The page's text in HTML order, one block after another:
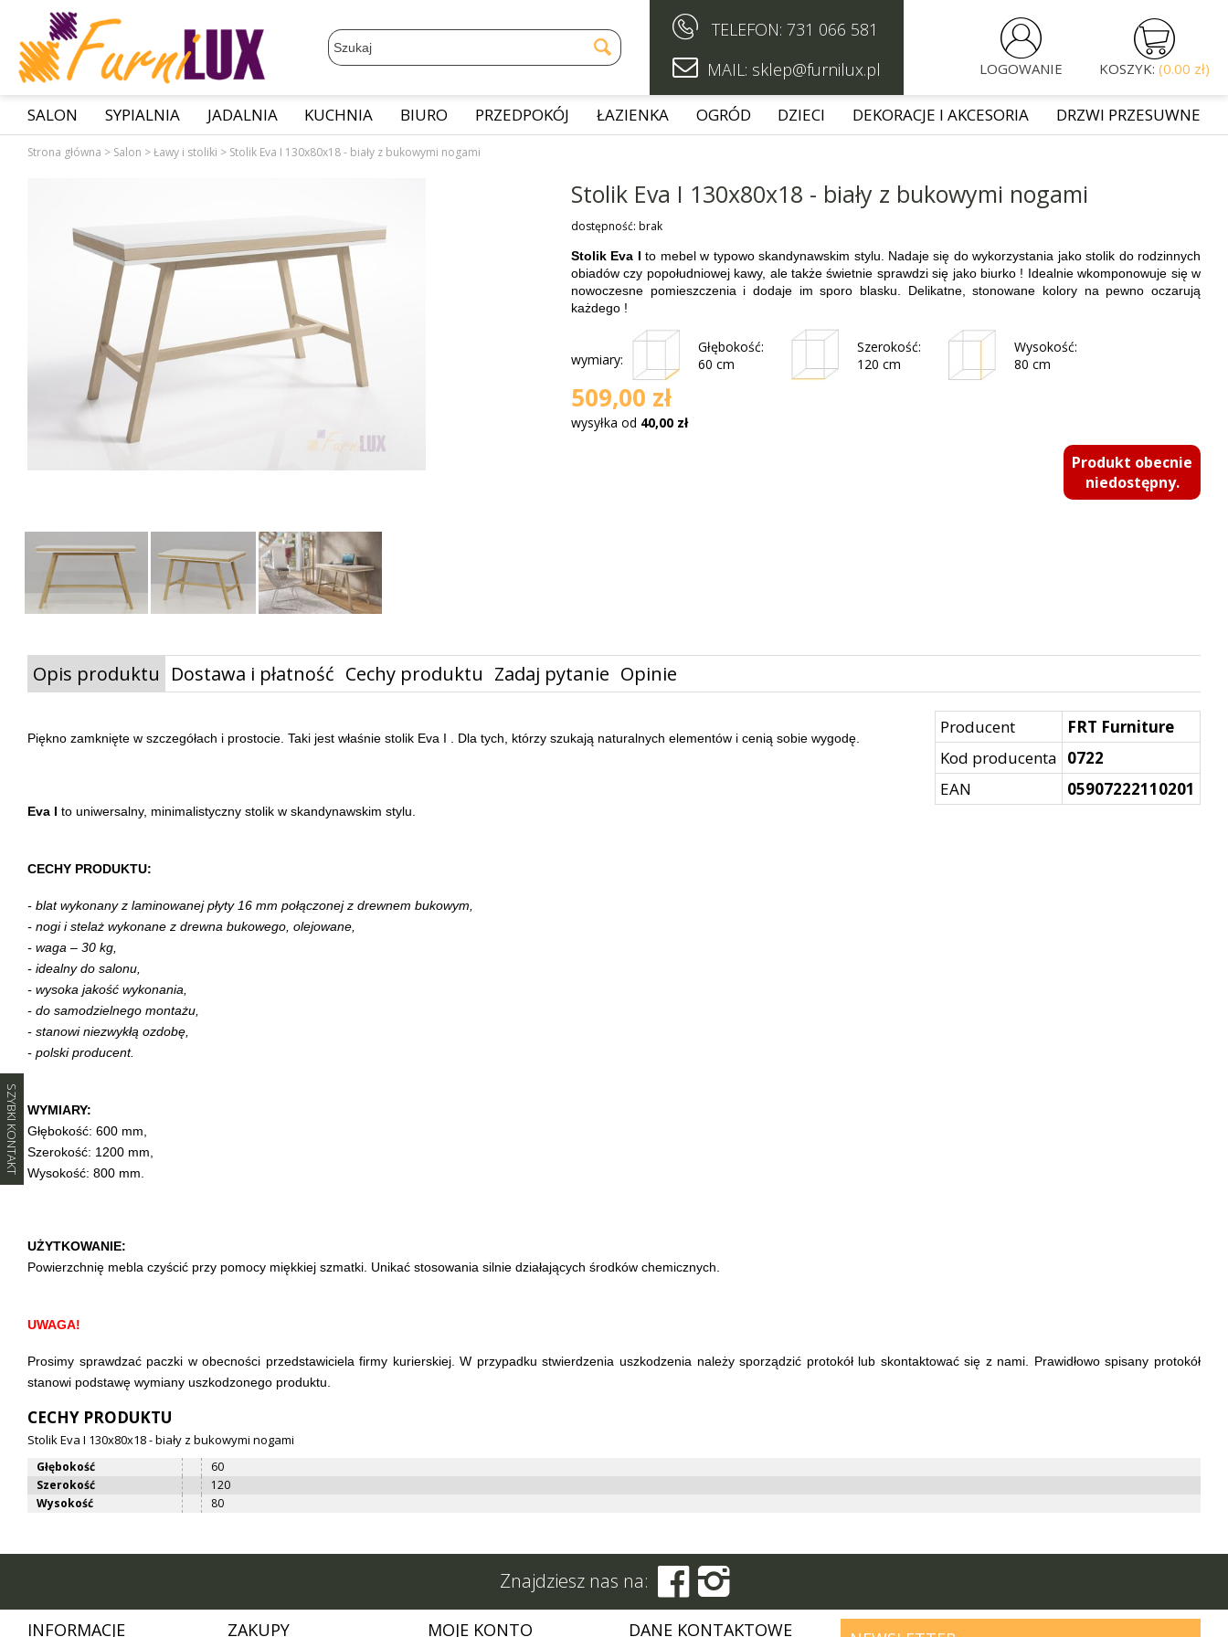
SZYBKI KONTAKT
Strona główna > Salon >Ławy i stoliki > Stolik Eva I 130x80x18 - biały z bukowymi nogami
Stolik Eva I 130x80x18 - biały z bukowymi nogami
dostępność: brak
Stolik Eva I to mebel w typowo skandynawskim stylu. Nadaje się do wykorzystania jako stolik do rodzinnych
obiadów czy popołudniowej kawy, ale także świetnie sprawdzi się jako biurko ! Idealnie wkomponowuje się w
nowoczesne pomieszczenia i dodaje im sporo blasku. Delikatne, stonowane kolory na pewno oczarują
każdego !
wymiary:
Głębokość:
60 cm
Szerokość:
120 cm
Wysokość:
80 cm
509,00 zł
wysyłka od 40,00 zł
Produkt obecnie
niedostępny.
Opis produktu Dostawa i płatność Cechy produktu Zadaj pytanie Opinie
Producent
FRT Furniture
Kod producenta 0722
EAN
05907222110201
Piękno zamknięte w szczegółach i prostocie. Taki jest właśnie stolik Eva I . Dla tych, którzy szukają naturalnych elementów i cenią sobie wygodę.
Eva I to uniwersalny, minimalistyczny stolik w skandynawskim stylu.
CECHY PRODUKTU:
- blat wykonany z laminowanej płyty 16 mm połączonej z drewnem bukowym,
- nogi i stelaż wykonane z drewna bukowego, olejowane,
- waga – 30 kg,
- idealny do salonu,
- wysoka jakość wykonania,
- do samodzielnego montażu,
- stanowi niezwykłą ozdobę,
- polski producent.
WYMIARY:
Głębokość: 600 mm,
Szerokość: 1200 mm,
Wysokość: 800 mm.
UŻYTKOWANIE:
Powierzchnię mebla czyścić przy pomocy miękkiej szmatki. Unikać stosowania silnie działających środków chemicznych.
UWAGA!
Prosimy sprawdzać paczki w obecności przedstawiciela firmy kurierskiej. W przypadku stwierdzenia uszkodzenia należy sporządzić protokół lub skontaktować się z nami. Prawidłowo spisany protokół
stanowi podstawę wymiany uszkodzonego produktu.
CECHY PRODUKTU
Stolik Eva I 130x80x18 - biały z bukowymi nogami
Głębokość
60
Szerokość
120
Wysokość
80
Znajdziesz nas na:  
INFORMACJE ZAKUPY MOJE KONTO DANE KONTAKTOWE

 TELEFON:731 066 581
 MAIL: sklep@furnilux.pl

LOGOWANIE

KOSZYK: (0.00 zł)
SALON SYPIALNIA JADALNIA KUCHNIA BIURO PRZEDPOKÓJ ŁAZIENKA OGRÓD DZIECI DEKORACJE I AKCESORIA DRZWI PRZESUWNE